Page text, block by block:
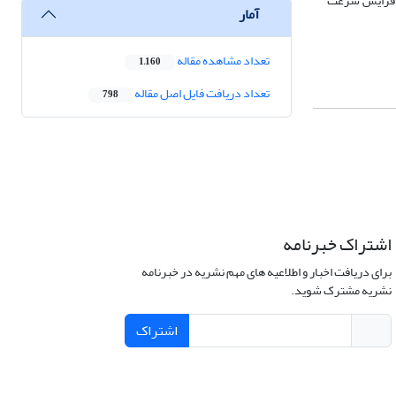
آمار
تعداد مشاهده مقاله 1,160
تعداد دریافت فایل اصل مقاله 798
اشتراک خبرنامه
برای دریافت اخبار و اطلاعیه های مهم نشریه در خبرنامه
نشریه مشترک شوید.
اشتراک